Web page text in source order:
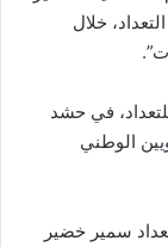
خلال
في حشد
الوطني
سمير خضير